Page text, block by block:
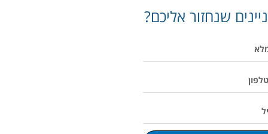
שנחזור אליכם?